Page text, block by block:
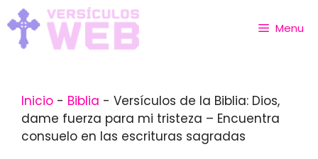
Skip
to
content
Menu
Inicio - Biblia - Versículos de la Biblia: Dios,
dame fuerza para mi tristeza – Encuentra
consuelo en las escrituras sagradas